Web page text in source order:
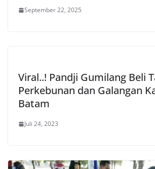
September 22, 2025
Viral..! Pandji Gumilang Beli
Perkebunan dan Galangan
Batam
Juli 24, 2023